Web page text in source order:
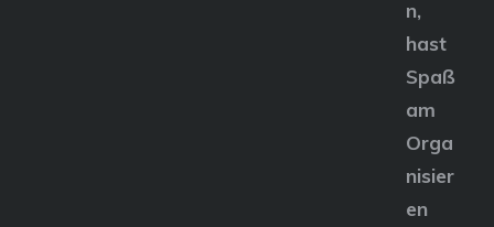
n,
hast
Spaß
am
Orga
nisier
en